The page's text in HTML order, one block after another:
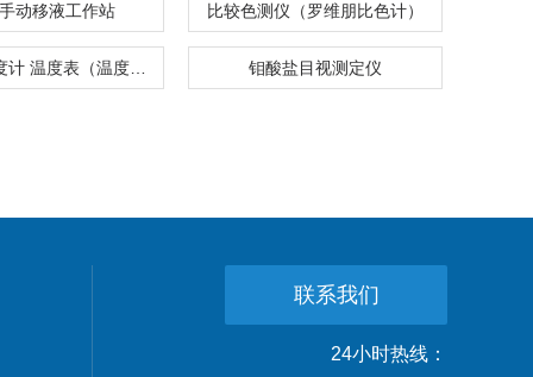
动移液工作站 比较色测仪（罗维朋比色计）
钼酸盐目视测定仪
联系我们
24小时热线：